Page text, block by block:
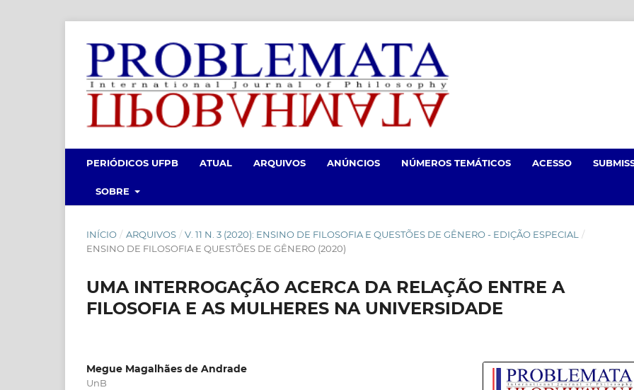
PERIÓDICOS UFPB ATUAL ARQUIVOS ANÚNCIOS NÚMEROS TEMÁTICOS ACESSO
SOBRE
INÍCIO / ARQUIVOS / V. 11 N. 3 (2020): ENSINO DE FILOSOFIA E QUESTÕES DE GÊNERO - EDIÇÃO ESPECIAL
/
ENSINO DE FILOSOFIA E QUESTÕES DE GÊNERO (2020)
UMA INTERROGAÇÃO ACERCA DA RELAÇÃO ENTRE A
FILOSOFIA E AS MULHERES NA UNIVERSIDADE
Megue Magalhães de Andrade
UnB